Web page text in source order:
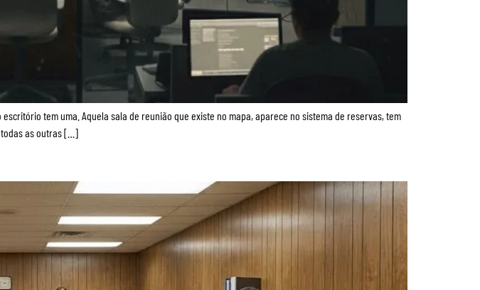
tem uma. Aquela sala de reunião que existe no mapa, aparece no sistema de reservas, tem
todas as outras […]